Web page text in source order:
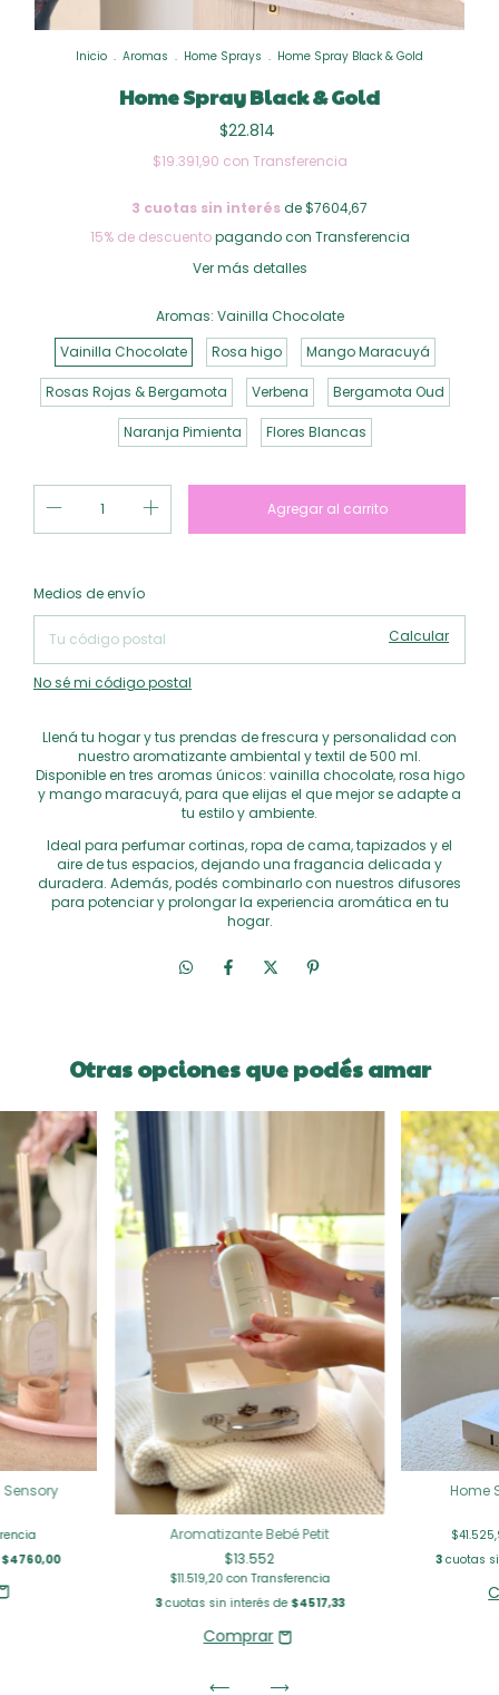
Inicio . Aromas . Home Sprays . Home Spray Black & Gold
Home Spray Black & Gold
$22.814
$19.391,90 con Transferencia
3 cuotas sin interésde $7604,67
15% de descuentopagando con Transferencia
Ver más detalles
Aromas: Vainilla Chocolate
Vainilla Chocolate
Rosa higo Mango Maracuyá
Rosas Rojas & Bergamota Verbena Bergamota Oud
Naranja Pimienta Flores Blancas
Entregas para el CP:
Medios de envío
Calcular
No sé mi código postal
Llená tu hogar y tus prendas de frescura y personalidad con
nuestro aromatizante ambiental y textil de 500 ml.
Disponible en tres aromas únicos: vainilla chocolate, rosa higo
y mango maracuyá, para que elijas el que mejor se adapte a
tu estilo y ambiente.
Ideal para perfumar cortinas, ropa de cama, tapizados y el
aire de tus espacios, dejando una fragancia delicada y
duradera. Además, podés combinarlo con nuestros difusores
para potenciar y prolongar la experiencia aromática en tu
hogar.
Otras opciones que podés amar
Sensory
$4760,00
Aromatizante Bebé Petit
$13.552
$11.519,20 con Transferencia
3cuotas sin interés de$4517,33
Home
3 cuotas